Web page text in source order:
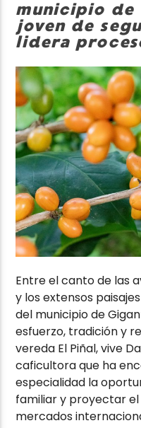
municipio de
joven de
lidera
Entre el canto de las
y los extensos
del municipio de
esfuerzo, tradición y
vereda El Piñal, vive
caficultora que ha
especialidad la
familiar y proyectar el
mercados